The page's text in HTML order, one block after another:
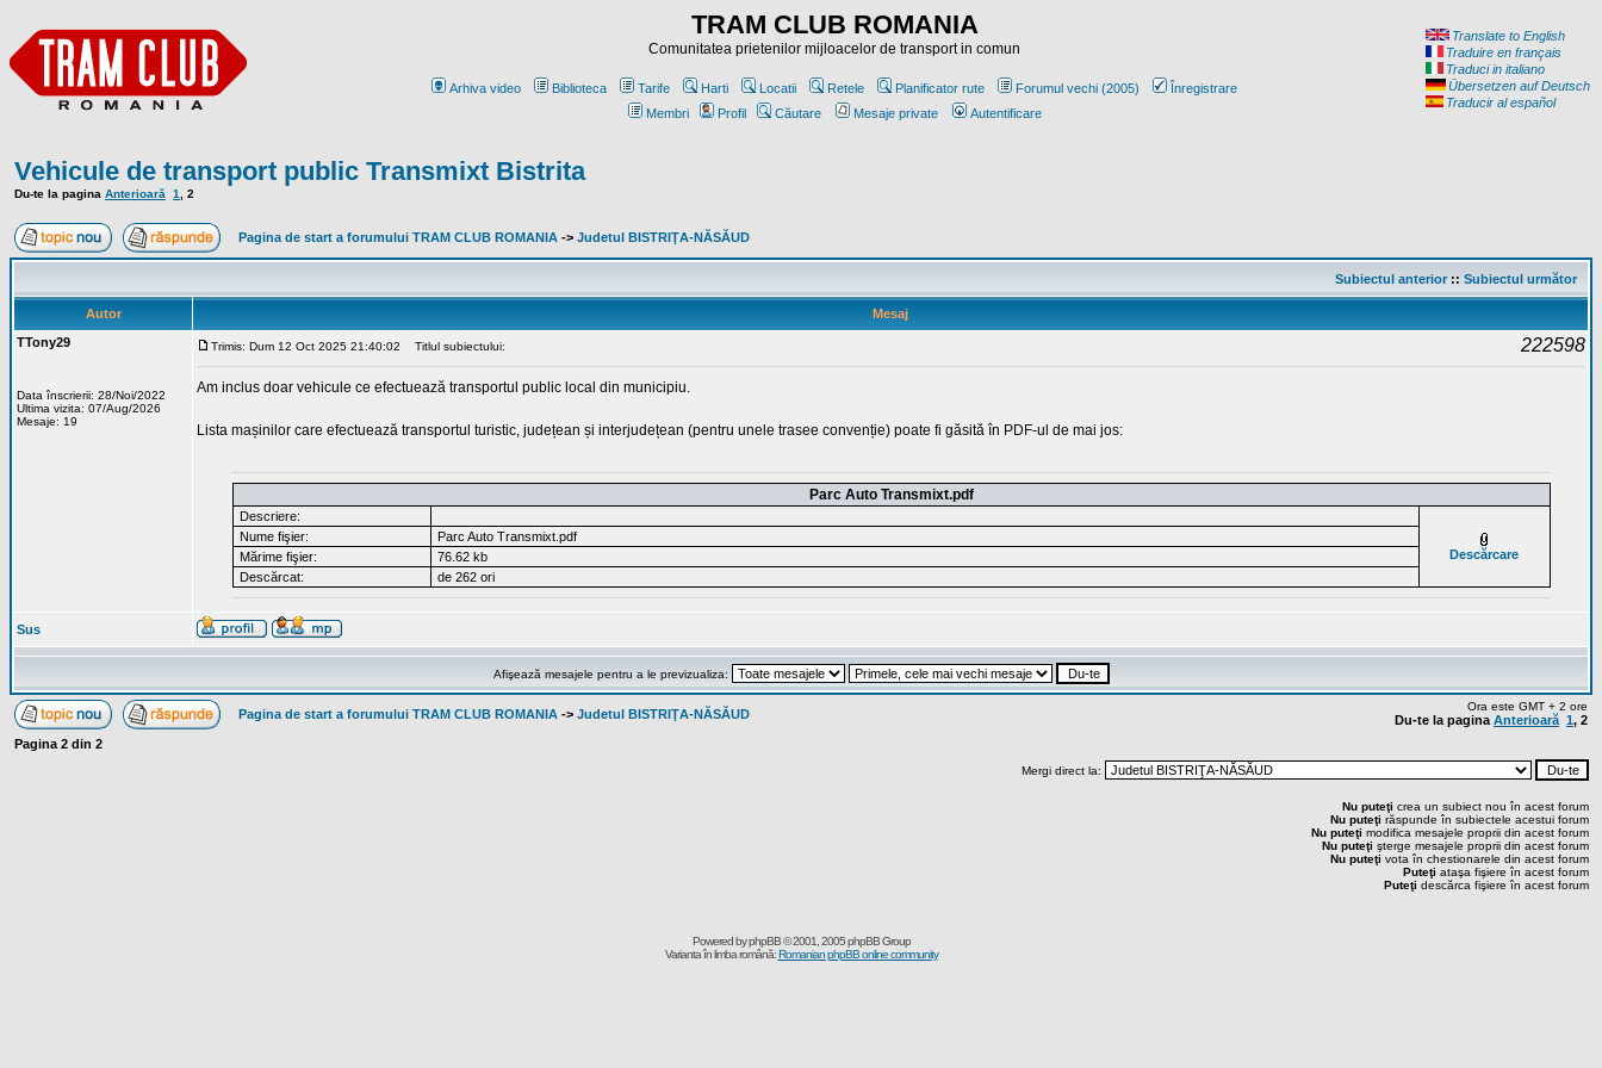
TRAM CLUB ROMANIA
Comunitatea prietenilor mijloacelor de transport in comun
Arhiva video Biblioteca Tarife Harti Locatii Retele Planificator rute Forumul vechi (2005)
Înregistrare
Membri
Profil Căutare Mesaje private Autentificare
Translate to English
Traduire en français
Traduci in italiano
Übersetzen auf Deutsch
Traducir al español
Vehicule de transport public Transmixt Bistrita
Du-te la pagina Anterioară 1 2
Pagina de start a forumului TRAM CLUB ROMANIA -> Judetul BISTRIŢA-NĂSĂUD
Subiectul anterior:: Subiectul următor
Autor
Mesaj
TTony29
Data înscrierii: 28/Noi/2022
Ultima vizita: 07/Aug/2026
Mesaje: 19
Trimis: Dum 12 Oct 2025 21:40:02 Titlul subiectului: 222598
Am inclus doar vehicule ce efectuează transportul public local din municipiu.
Lista mașinilor care efectuează transportul turistic, județean și interjudețean (pentru unele trasee convenție) poate fi găsită în PDF-ul de mai jos:
Parc Auto Transmixt.pdf
Descriere:
Descărcare
Nume fişier:
Parc Auto Transmixt.pdf
Mărime fişier:
76.62 kb
Descărcat:
de 262 ori
Sus
Afişează mesajele pentru a le previzualiza:
Pagina de start a forumului TRAM CLUB ROMANIA -> Judetul BISTRIŢA-NĂSĂUD
Ora este GMT + 2 ore
Du-te la pagina Anterioară 1, 2
Pagina 2 din 2
Mergi direct la:
Nu puteţi crea un subiect nou în acest forum
Nu puteţi răspunde în subiectele acestui forum
Nu puteţi modifica mesajele proprii din acest forum
Nu puteţi şterge mesajele proprii din acest forum
Nu puteţi vota în chestionarele din acest forum
Puteţi ataşa fişiere în acest forum
Puteţi descărca fişiere în acest forum
Powered byphpBB© 2001, 2005 phpBB Group
Varianta în limba română:Romanian phpBB online community